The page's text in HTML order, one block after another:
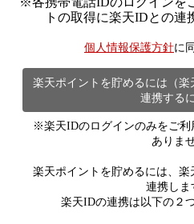
トの取得に楽天IDとの連
個人情報保護方針に
楽天ポイントを貯めるには（
連携する
※楽天IDのログインのみをご
ありま
楽天ポイントを貯めるには、
連携しま
楽天IDの連携は以下の２